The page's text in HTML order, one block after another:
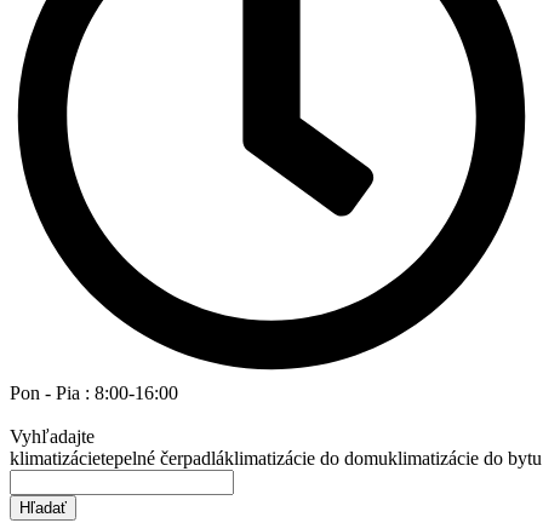
Pon - Pia : 8:00-16:00
Vyhľadajte
klimatizácietepelné čerpadláklimatizácie do domuklimatizácie do bytu
Hľadať